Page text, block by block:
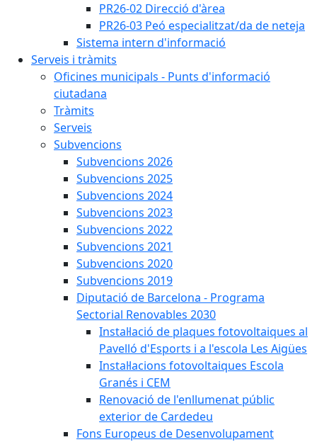
PR26-02 Direcció d'àrea
PR26-03 Peó especialitzat/da de neteja
Sistema intern d'informació
Serveis i tràmits
Oficines municipals - Punts d'informació
ciutadana
Tràmits
Serveis
Subvencions
Subvencions 2026
Subvencions 2025
Subvencions 2024
Subvencions 2023
Subvencions 2022
Subvencions 2021
Subvencions 2020
Subvencions 2019
Diputació de Barcelona - Programa
Sectorial Renovables 2030
Instal·lació de plaques fotovoltaiques al
Pavelló d'Esports i a l'escola Les Aigües
Instal·lacions fotovoltaiques Escola
Granés i CEM
Renovació de l'enllumenat públic
exterior de Cardedeu
Fons Europeus de Desenvolupament